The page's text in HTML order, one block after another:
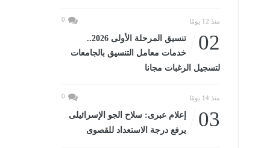
منذ 12 يومًا 0
02
تنسيق المرحلة الأولى 2026..
خدمات معامل التنسيق بالجامعات
لتسجيل الرغبات مجانا
منذ 14 يومًا 0
03
إعلام عبرى: سلاح الجو الإسرائيلى
يرفع درجة الاستعداد للقصوى